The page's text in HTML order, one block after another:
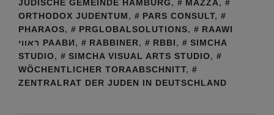
JÜDISCHE GEMEINDE HAMBURG, MAZZA,
ORTHODOX JUDENTUM, PARS CONSULT,
PHARAOS, PRGLOBALSOLUTIONS,
RAAWI
ראווי РААВИ, RABBINER, RBBI,
SIMCHA
STUDIO, SIMCHA VISUAL ARTS STUDIO,
WÖCHENTLICHER TORAABSCHNITT,
ZENTRALRAT DER JUDEN IN DEUTSCHLAND